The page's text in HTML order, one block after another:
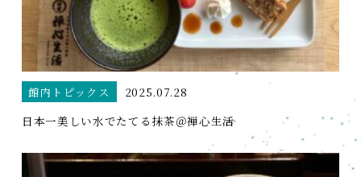
館内トピックス
2025.07.28
日本一美しい水でたてる抹茶＠禅心生活